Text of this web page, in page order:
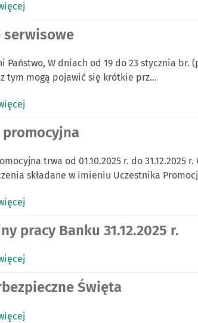
serwisowe
Państwo, W dniach od 19 do 23 stycznia
tym mogą pojawić się krótkie prz…
promocyjna
trwa od 01.10.2025 r. do 31.12.2025
składane w imieniu Uczestnika
pracy Banku 31.12.2025 r.
Święta